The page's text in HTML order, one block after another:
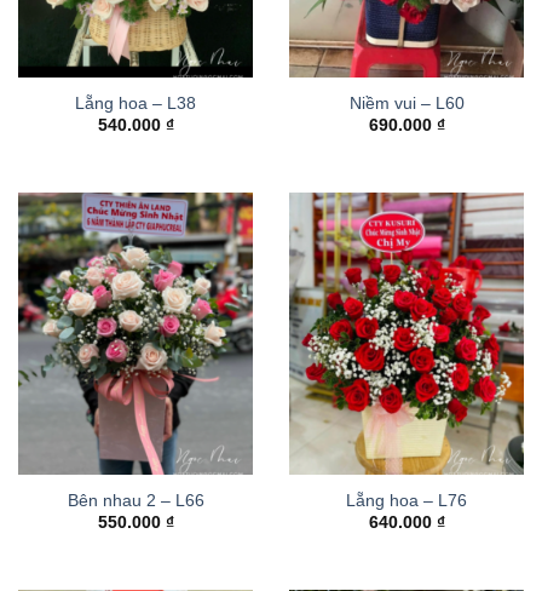
Lẵng hoa – L38
540.000 ₫
Niềm vui – L60
690.000 ₫
Bên nhau 2 – L66
550.000 ₫
Lẵng hoa – L76
640.000 ₫